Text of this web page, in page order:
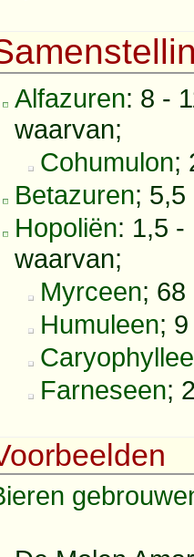
Alfazuren: 8 -
waarvan;
Cohumulon;
Betazuren; 5,5
Hopoliën: 1,5 -
waarvan;
Myrceen; 68
Humuleen;
Farneseen;